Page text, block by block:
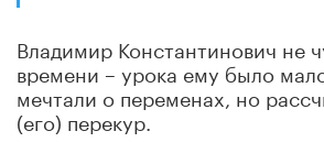
Владимир Константинович не
времени – урока ему было
мечтали о переменах, но
(его) перекур.